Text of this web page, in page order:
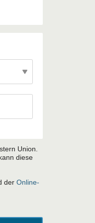
Union.
diese
der Online-